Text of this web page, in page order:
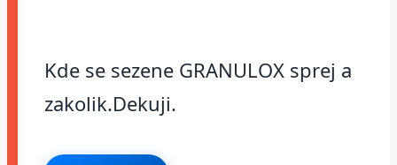
Kde se sezene GRANULOX sprej a
zakolik.Dekuji.